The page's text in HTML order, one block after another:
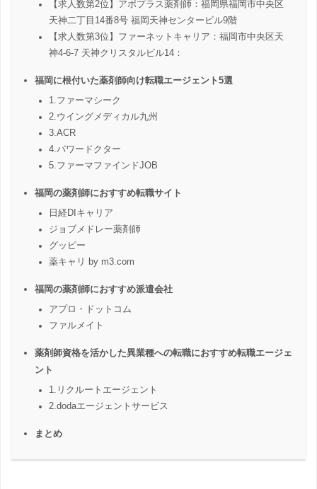
【求人数第2位】アポプラス薬剤師：福岡県福岡市中央区
天神二丁目14番8号 福岡天神センタービル9階
【求人数第3位】ファーネットキャリア：福岡市中央区天
神4-6-7 天神クリスタルビル14：
福岡に根付いた薬剤師向け転職エージェント5選
1.ファーマシーク
2.ウイングメディカル九州
3.ACR
4.パワードクター
5.ファーマファインドJOB
福岡の薬剤師におすすめ転職サイト
日経DIキャリア
ジョブメドレー薬剤師
グッピー
薬キャリ by m3.com
福岡の薬剤師におすすめ派遣会社
アプロ・ドットコム
ファルメイト
薬剤師資格を活かした異業種への転職におすすめ転職エージェ
ント
1.リクルートエージェント
2.dodaエージェントサービス
まとめ